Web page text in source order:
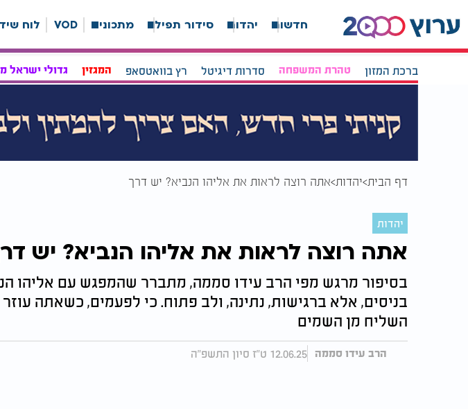
חדשות יהדות סידור תפילה מתכונים VOD לוח
ברכת המזון טהרת המשפחה סדרות דיגיטל רץ בוואטסאפ המגזין גדולי ישראל
דף הבית יהדות אתה רוצה לראות את אליהו הנביא? יש דרך
יהדות
אתה רוצה לראות את אליהו הנביא? יש
בסיפור מרגש מפי הרב עידו סממה, מתברר שהמפגש עם אליהו
בניסים, אלא ברגישות, נתינה, ולב פתוח. כי לפעמים, כשאתה
השליח מן השמים
הרב עידו סממה 12.06.25 ט"ז סיון התשפ"ה